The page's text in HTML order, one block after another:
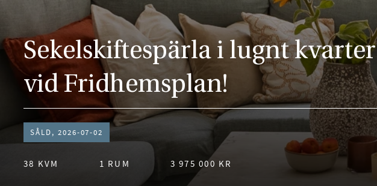
Sekelskiftespärla i lugnt kvarter
vid Fridhemsplan!
SÅLD, 2026-07-02
38 KVM 1 RUM 3 975 000 KR